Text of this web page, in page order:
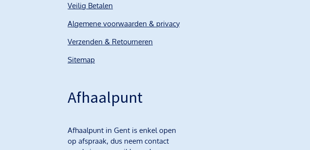
Veilig Betalen
Algemene voorwaarden & privacy
Verzenden & Retourneren
Sitemap
Afhaalpunt
Afhaalpunt in Gent is enkel open
op afspraak, dus neem contact